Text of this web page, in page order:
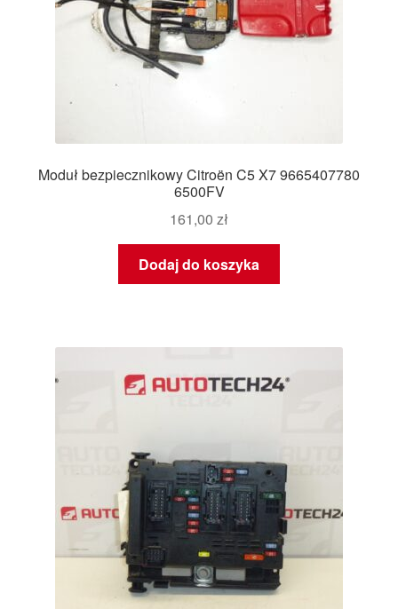
Moduł bezpiecznikowy Citroën C5 X7 9665407780
6500FV
161,00 zł
Dodaj do koszyka